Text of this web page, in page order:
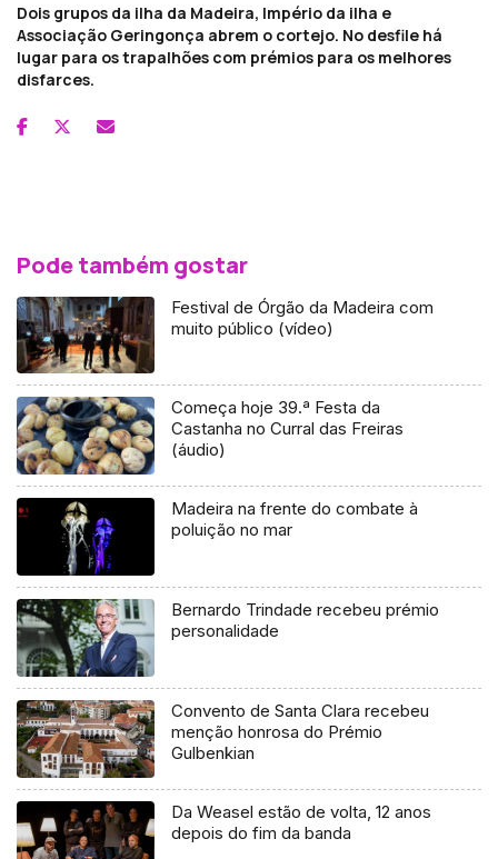
Dois grupos da ilha da Madeira, Império da ilha e
Associação Geringonça abrem o cortejo. No desfile há
lugar para os trapalhões com prémios para os melhores
disfarces.
Pode também gostar
Festival de Órgão da Madeira com
muito público (vídeo)
Começa hoje 39.ª Festa da
Castanha no Curral das Freiras
(áudio)
Madeira na frente do combate à
poluição no mar
Bernardo Trindade recebeu prémio
personalidade
Convento de Santa Clara recebeu
menção honrosa do Prémio
Gulbenkian
Da Weasel estão de volta, 12 anos
depois do fim da banda